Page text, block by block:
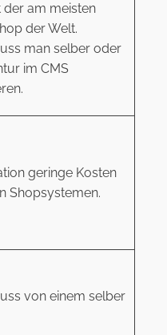
am meisten
der Welt.
man selber oder
im CMS
geringe Kosten
Shopsystemen.
von einem selber